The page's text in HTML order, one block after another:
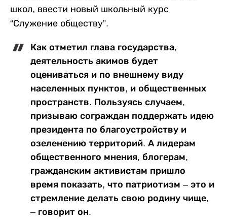
школ, ввести новый школьный курс
“Служение обществу”.
Как отметил глава государства,
деятельность акимов будет
оцениваться и по внешнему виду
населенных пунктов, и общественных
пространств. Пользуясь случаем,
призываю сограждан поддержать идею
президента по благоустройству и
озеленению территорий. А лидерам
общественного мнения, блогерам,
гражданским активистам пришло
время показать, что патриотизм – это и
стремление делать свою родину чище,
– говорит он.